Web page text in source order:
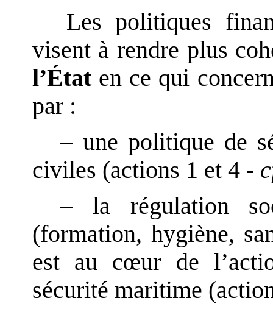
Les politiques
visent à rendre plus
l’Étaten ce qui
par :
– une politique de
civiles (actions 1 et 4 -
– la régulation
(formation, hygiène,
est au cœur de
sécurité maritime